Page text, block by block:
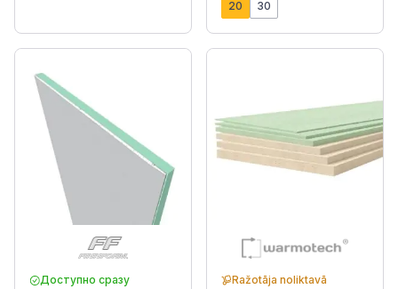
20 30
Доступно сразу Ražotāja noliktavā